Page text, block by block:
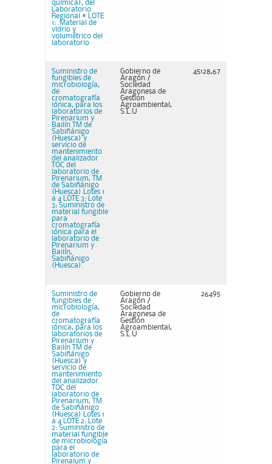
quimica), del
Laboratorio
Regional # LOTE
1: .Material de
vidrio y
volumétrico del
laboratorio
Suministro de
fungibles de
microbiología,
de
cromatografía
iónica, para los
laboratorios de
Pirenarium y
Bailín TM de
Sabiñánigo
(Huesca) y
servicio de
mantenimiento
del analizador
TOC del
laboratorio de
Pirenarium, TM
de Sabiñánigo
(Huesca) Lotes 1
a 4 LOTE 3: Lote
3: Suministro de
material fungible
para
cromatografía
iónica para el
laboratorio de
Pirenarium y
Bailín,
Sabiñánigo
(Huesca).
Gobierno de
Aragón /
Sociedad
Aragonesa de
Gestión
Agroambiental,
S.L.U
45128,67
Suministro de
fungibles de
microbiología,
de
cromatografía
iónica, para los
laboratorios de
Pirenarium y
Bailín TM de
Sabiñánigo
(Huesca) y
servicio de
mantenimiento
del analizador
TOC del
laboratorio de
Pirenarium, TM
de Sabiñánigo
(Huesca) Lotes 1
a 4 LOTE 2: Lote
2: Suministro de
material fungible
de microbiología
para el
laboratorio de
Pirenaium y
Gobierno de
Aragón /
Sociedad
Aragonesa de
Gestión
Agroambiental,
S.L.U
26495